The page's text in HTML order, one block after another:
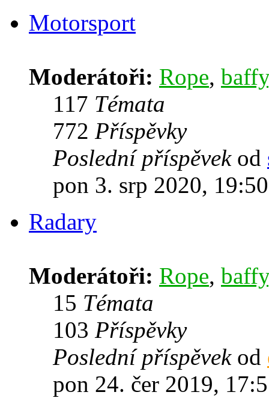
Motorsport
Moderátoři: Rope, baffy
117 Témata
772 Příspěvky
Poslední příspěvekod
pon 3. srp 2020, 19:50
Radary
Moderátoři: Rope, baffy
15 Témata
103 Příspěvky
Poslední příspěvekod
pon 24. čer 2019,